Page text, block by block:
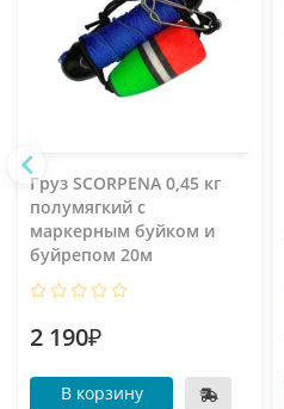
Груз SCORPENA 0,45 кг
полумягкий с
маркерным буйком и
буйрепом 20м
2 190₽
В корзину